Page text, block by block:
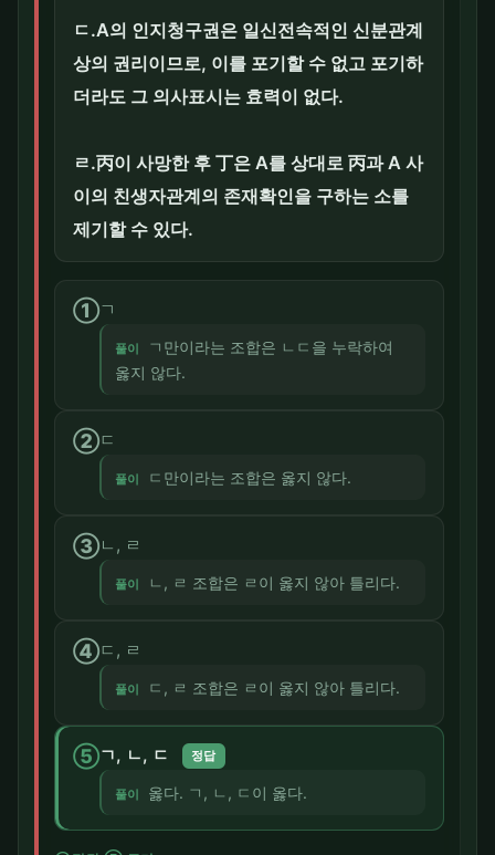
ㄷ.A의 인지청구권은 일신전속적인 신분관계
상의 권리이므로, 이를 포기할 수 없고 포기하
더라도 그 의사표시는 효력이 없다.
ㄹ.丙이 사망한 후 丁은 A를 상대로 丙과 A 사
이의 친생자관계의 존재확인을 구하는 소를
제기할 수 있다.
①ㄱ
풀이
ㄱ만이라는 조합은 ㄴㄷ을 누락하여
옳지 않다.
②ㄷ
풀이 ㄷ만이라는 조합은 옳지 않다.
③ㄴ, ㄹ
풀이 ㄴ, ㄹ 조합은 ㄹ이 옳지 않아 틀리다.
④ㄷ, ㄹ
풀이 ㄷ, ㄹ 조합은 ㄹ이 옳지 않아 틀리다.
⑤ㄱ, ㄴ, ㄷ 정답
풀이 옳다. ㄱ, ㄴ, ㄷ이 옳다.